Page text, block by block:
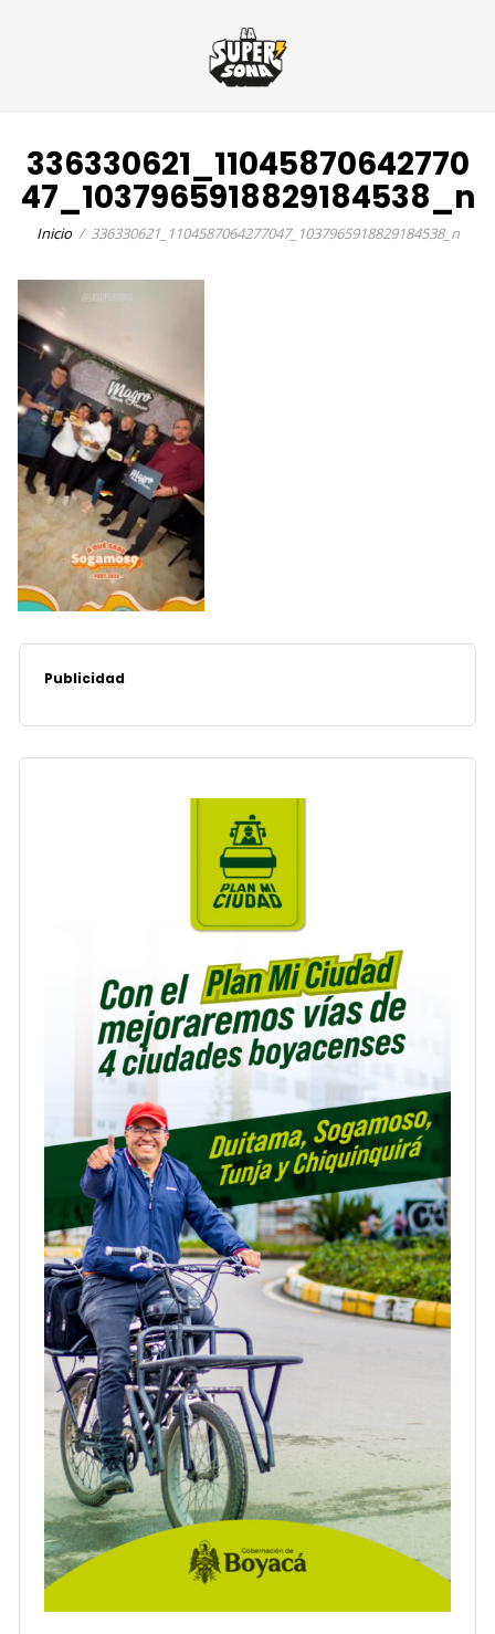
336330621_11045870642770
47_1037965918829184538_n
Inicio 336330621_1104587064277047_1037965918829184538_n
Publicidad